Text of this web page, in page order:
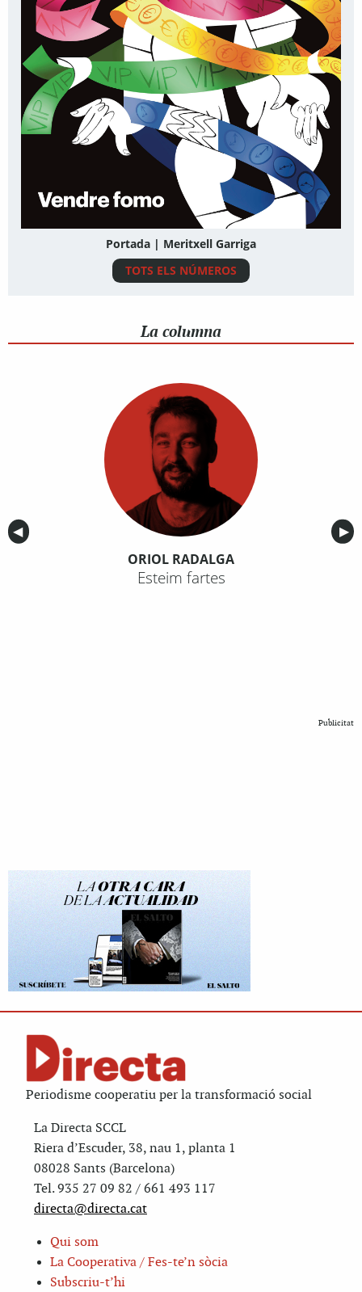
Portada | Meritxell Garriga
TOTS ELS NÚMEROS
La columna
Anterior
◀︎ ▶︎
ORIOL RADALGA
Esteim fartes
Publicitat
Periodisme cooperatiu per la transformació social
La Directa SCCL
Riera d’Escuder, 38, nau 1, planta 1
08028 Sants (Barcelona)
Tel. 935 27 09 82 / 661 493 117
directa@directa.cat
Qui som
La Cooperativa / Fes-te’n sòcia
Subscriu-t’hi